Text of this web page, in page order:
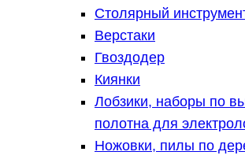
Столярный
Верстаки
Гвоздодер
Киянки
Лобзики, наборы по
полотна для
Ножовки, пилы по